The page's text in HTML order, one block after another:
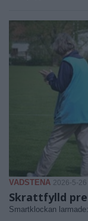
VADSTENA 2026-5-
Skrattfylld
Smartklockan